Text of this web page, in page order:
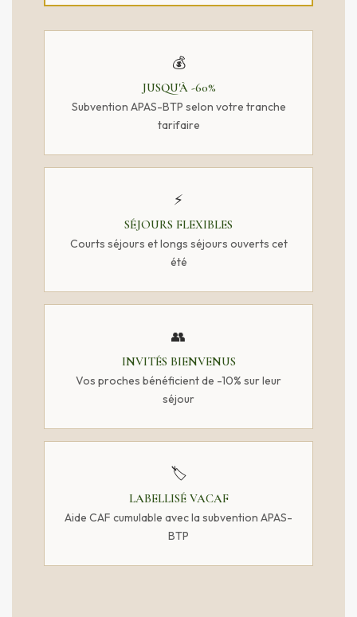
💰
JUSQU'À -60%
Subvention APAS-BTP selon votre tranche
tarifaire
⚡
SÉJOURS FLEXIBLES
Courts séjours et longs séjours ouverts cet
été
👥
INVITÉS BIENVENUS
Vos proches bénéficient de -10% sur leur
séjour
🏷️
LABELLISÉ VACAF
Aide CAF cumulable avec la subvention APAS-
BTP